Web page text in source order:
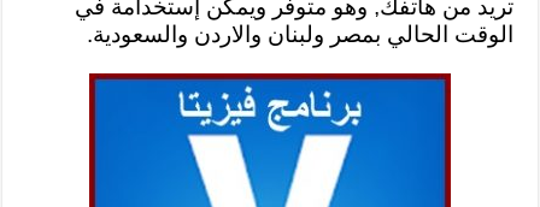
تريد من هاتفك, وهو متوفر ويمكن إستخدامة في
الوقت الحالي بمصر ولبنان والاردن والسعودية.